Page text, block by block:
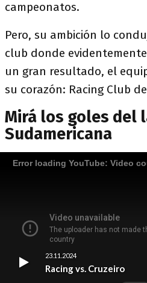
campeonatos.
Pero, su ambición lo
club donde
un gran resultado, el
su corazón: Racing Club
Mirá los goles del
Sudamericana